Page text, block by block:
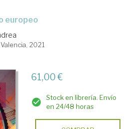
europeo
2021
61,00 €
Stock en librería. Envío
en 24/48 horas